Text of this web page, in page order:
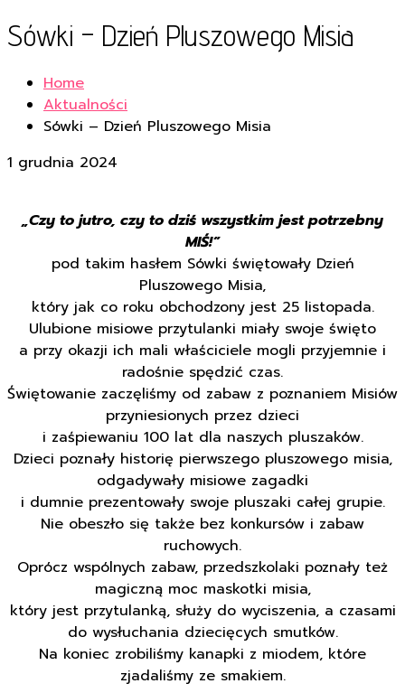
Sówki – Dzień Pluszowego Misia
Home
Aktualności
Sówki – Dzień Pluszowego Misia
1 grudnia 2024
„Czy to jutro, czy to dziś wszystkim jest potrzebny
MIŚ!”
pod takim hasłem Sówki świętowały Dzień
Pluszowego Misia,
który jak co roku obchodzony jest 25 listopada.
Ulubione misiowe przytulanki miały swoje święto
a przy okazji ich mali właściciele mogli przyjemnie i
radośnie spędzić czas.
Świętowanie zaczęliśmy od zabaw z poznaniem Misiów
przyniesionych przez dzieci
i zaśpiewaniu 100 lat dla naszych pluszaków.
Dzieci poznały historię pierwszego pluszowego misia,
odgadywały misiowe zagadki
i dumnie prezentowały swoje pluszaki całej grupie.
Nie obeszło się także bez konkursów i zabaw
ruchowych.
Oprócz wspólnych zabaw, przedszkolaki poznały też
magiczną moc maskotki misia,
który jest przytulanką, służy do wyciszenia, a czasami
do wysłuchania dziecięcych smutków.
Na koniec zrobiliśmy kanapki z miodem, które
zjadaliśmy ze smakiem.